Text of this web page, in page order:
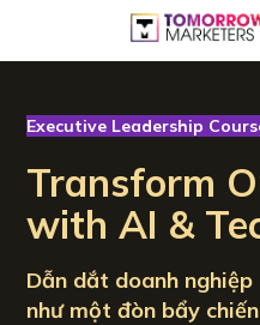
Transform
with AI &
Dẫn dắt doanh
như một đòn bẩy
Executive Leadership